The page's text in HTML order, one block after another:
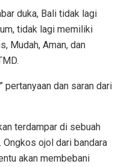
duka, Bali tidak lagi
tidak lagi memiliki
Mudah, Aman, dan
pertanyaan dan saran dari
terdampar di sebuah
Ongkos ojol dari bandara
akan membebani